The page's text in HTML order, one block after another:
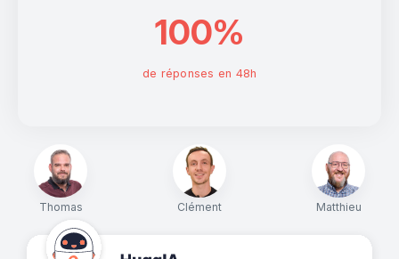
Thomas Clément Matthieu
100%
de réponses en 48h